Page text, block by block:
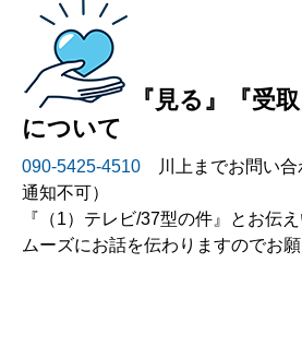
『見る』『受
について
090-5425-4510 川上までお問い合
通知不可）
『（1）テレビ/37型の件』とお伝
ムーズにお話を伝わりますのでお願